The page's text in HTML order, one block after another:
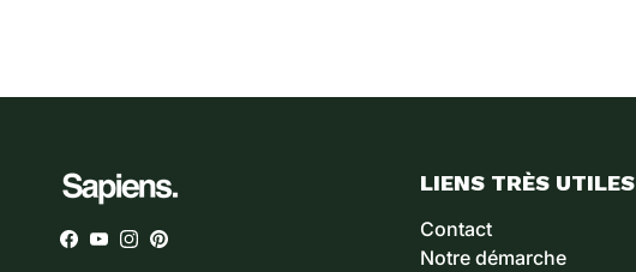
Facebook
YouTube
Instagram
Pinterest
LIENS TRÈS UTILES
Contact
Notre démarche